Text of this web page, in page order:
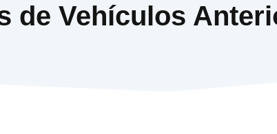
de Vehículos